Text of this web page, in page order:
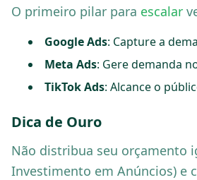
O primeiro pilar para escalar
Google Ads: Capture a
Meta Ads: Gere demanda
TikTok Ads: Alcance o
Dica de Ouro
Não distribua seu orçamento
Investimento em Anúncios) e